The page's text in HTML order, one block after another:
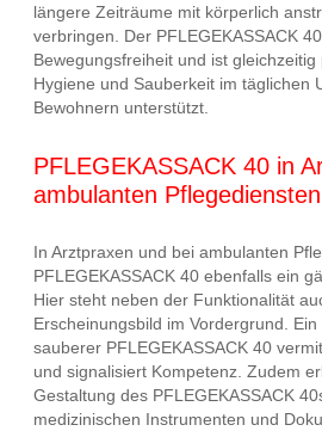
längere Zeiträume mit körperlich
verbringen. Der PFLEGEKASSACK
Bewegungsfreiheit und ist
Hygiene und Sauberkeit im täglichen
Bewohnern unterstützt.
PFLEGEKASSACK 40 in
ambulanten Pflegediensten
In Arztpraxen und bei ambulanten
PFLEGEKASSACK 40 ebenfalls ein
Hier steht neben der Funktionalität
Erscheinungsbild im Vordergrund.
sauberer PFLEGEKASSACK 40
und signalisiert Kompetenz. Zudem
Gestaltung des PFLEGEKASSACK
medizinischen Instrumenten und